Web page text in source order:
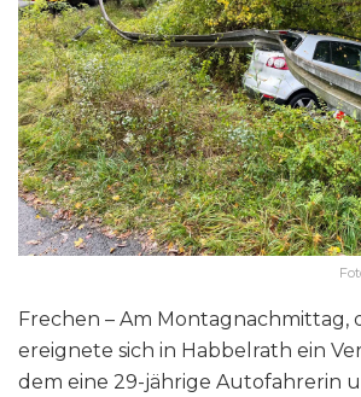
Frechen – Am Montagnachmittag,
ereignete sich in Habbelrath ein
dem eine 29-jährige Autofahrerin